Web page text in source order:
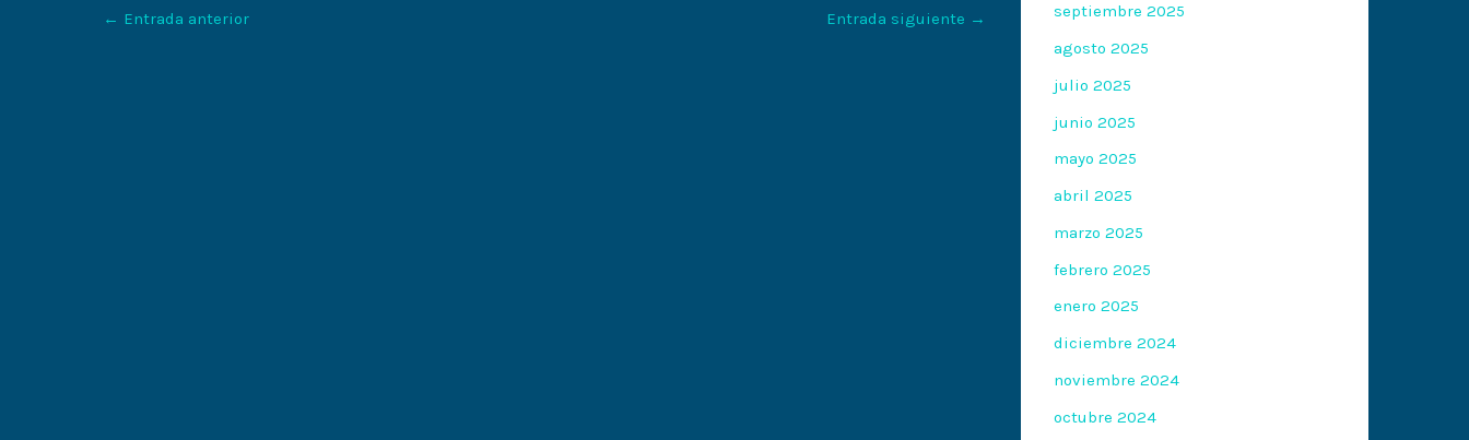
← Entrada anterior Entrada siguiente →
septiembre 2025
agosto 2025
julio 2025
junio 2025
mayo 2025
abril 2025
marzo 2025
febrero 2025
enero 2025
diciembre 2024
noviembre 2024
octubre 2024